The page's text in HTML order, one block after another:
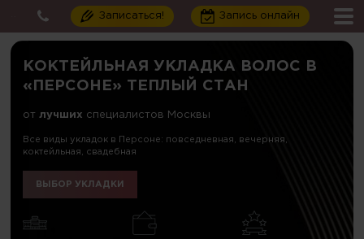
Записаться! Запись онлайн
КОКТЕЙЛЬНАЯ УКЛАДКА ВОЛОС В
«ПЕРСОНЕ» ТЕПЛЫЙ СТАН
от лучших специалистов Москвы
Все виды укладок в Персоне: повседневная, вечерняя,
коктейльная, свадебная
ВЫБОР УКЛАДКИ